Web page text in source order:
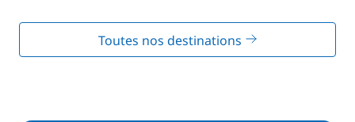
Toutes nos destinations